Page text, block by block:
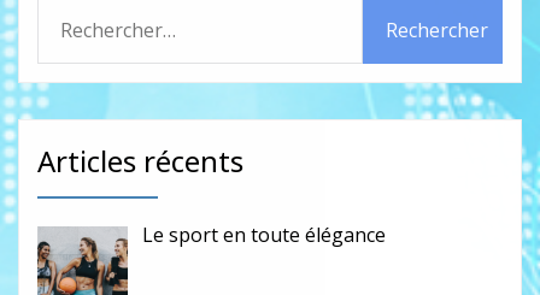
Articles récents
Le sport en toute élégance